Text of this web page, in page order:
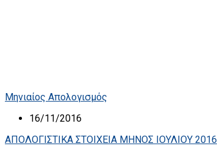
Μηνιαίος Απολογισμός
16/11/2016
ΑΠΟΛΟΓΙΣΤΙΚΑ ΣΤΟΙΧΕΙΑ ΜΗΝΟΣ ΙΟΥΛΙΟΥ 2016